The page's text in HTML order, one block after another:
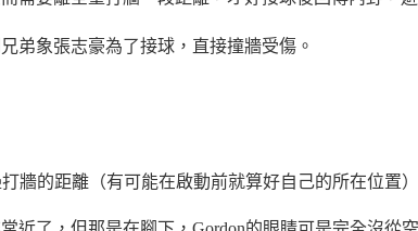
弟象張志豪為了接球，直接撞牆受傷。
牆的距離（有可能在啟動前就算好自己的所在位置